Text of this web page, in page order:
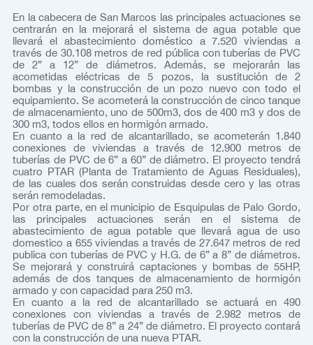
En la cabecera de San Marcos las principales actuaciones se
centrarán en la mejorará el sistema de agua potable que
llevará el abastecimiento doméstico a 7.520 viviendas a
través de 30.108 metros de red pública con tuberías de PVC
de 2” a 12” de diámetros. Además, se mejorarán las
acometidas eléctricas de 5 pozos, la sustitución de 2
bombas y la construcción de un pozo nuevo con todo el
equipamiento. Se acometerá la construcción de cinco tanque
de almacenamiento, uno de 500m3, dos de 400 m3 y dos de
300 m3, todos ellos en hormigón armado.
En cuanto a la red de alcantarillado, se acometerán 1.840
conexiones de viviendas a través de 12.900 metros de
tuberías de PVC de 6” a 60” de diámetro. El proyecto tendrá
cuatro PTAR (Planta de Tratamiento de Aguas Residuales),
de las cuales dos serán construidas desde cero y las otras
serán remodeladas.
Por otra parte, en el municipio de Esquipulas de Palo Gordo,
las principales actuaciones serán en el sistema de
abastecimiento de agua potable que llevará agua de uso
domestico a 655 viviendas a través de 27.647 metros de red
publica con tuberías de PVC y H.G. de 6” a 8” de diámetros.
Se mejorará y construirá captaciones y bombas de 55HP,
además de dos tanques de almacenamiento de hormigón
armado y con capacidad para 250 m3.
En cuanto a la red de alcantarillado se actuará en 490
conexiones con viviendas a través de 2.982 metros de
tuberías de PVC de 8” a 24” de diámetro. El proyecto contará
con la construcción de una nueva PTAR.